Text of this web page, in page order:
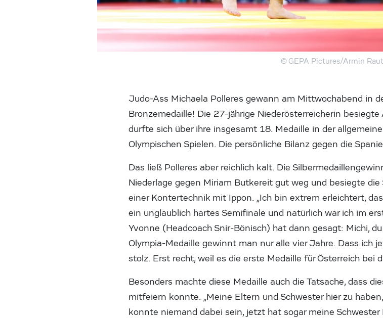
© GEPA Pictures/Armin
Judo-Ass Michaela Polleres gewann am Mittwochabend in
Bronzemedaille! Die 27-jährige Niederösterreicherin
durfte sich über ihre insgesamt 18. Medaille in der
Olympischen Spielen. Die persönliche Bilanz gegen die
Das ließ Polleres aber reichlich kalt. Die
Niederlage gegen Miriam Butkereit gut weg und besiegte
einer Kontertechnik mit Ippon. „Ich bin extrem erleichtert,
ein unglaublich hartes Semifinale und natürlich war ich im
Yvonne (Headcoach Snir-Bönisch) hat dann gesagt: Michi,
Olympia-Medaille gewinnt man nur alle vier Jahre. Dass ich
stolz. Erst recht, weil es die erste Medaille für Österreich bei
Besonders machte diese Medaille auch die Tatsache, dass
mitfeiern konnte. „Meine Eltern und Schwester hier zu
konnte niemand dabei sein, jetzt hat sogar meine